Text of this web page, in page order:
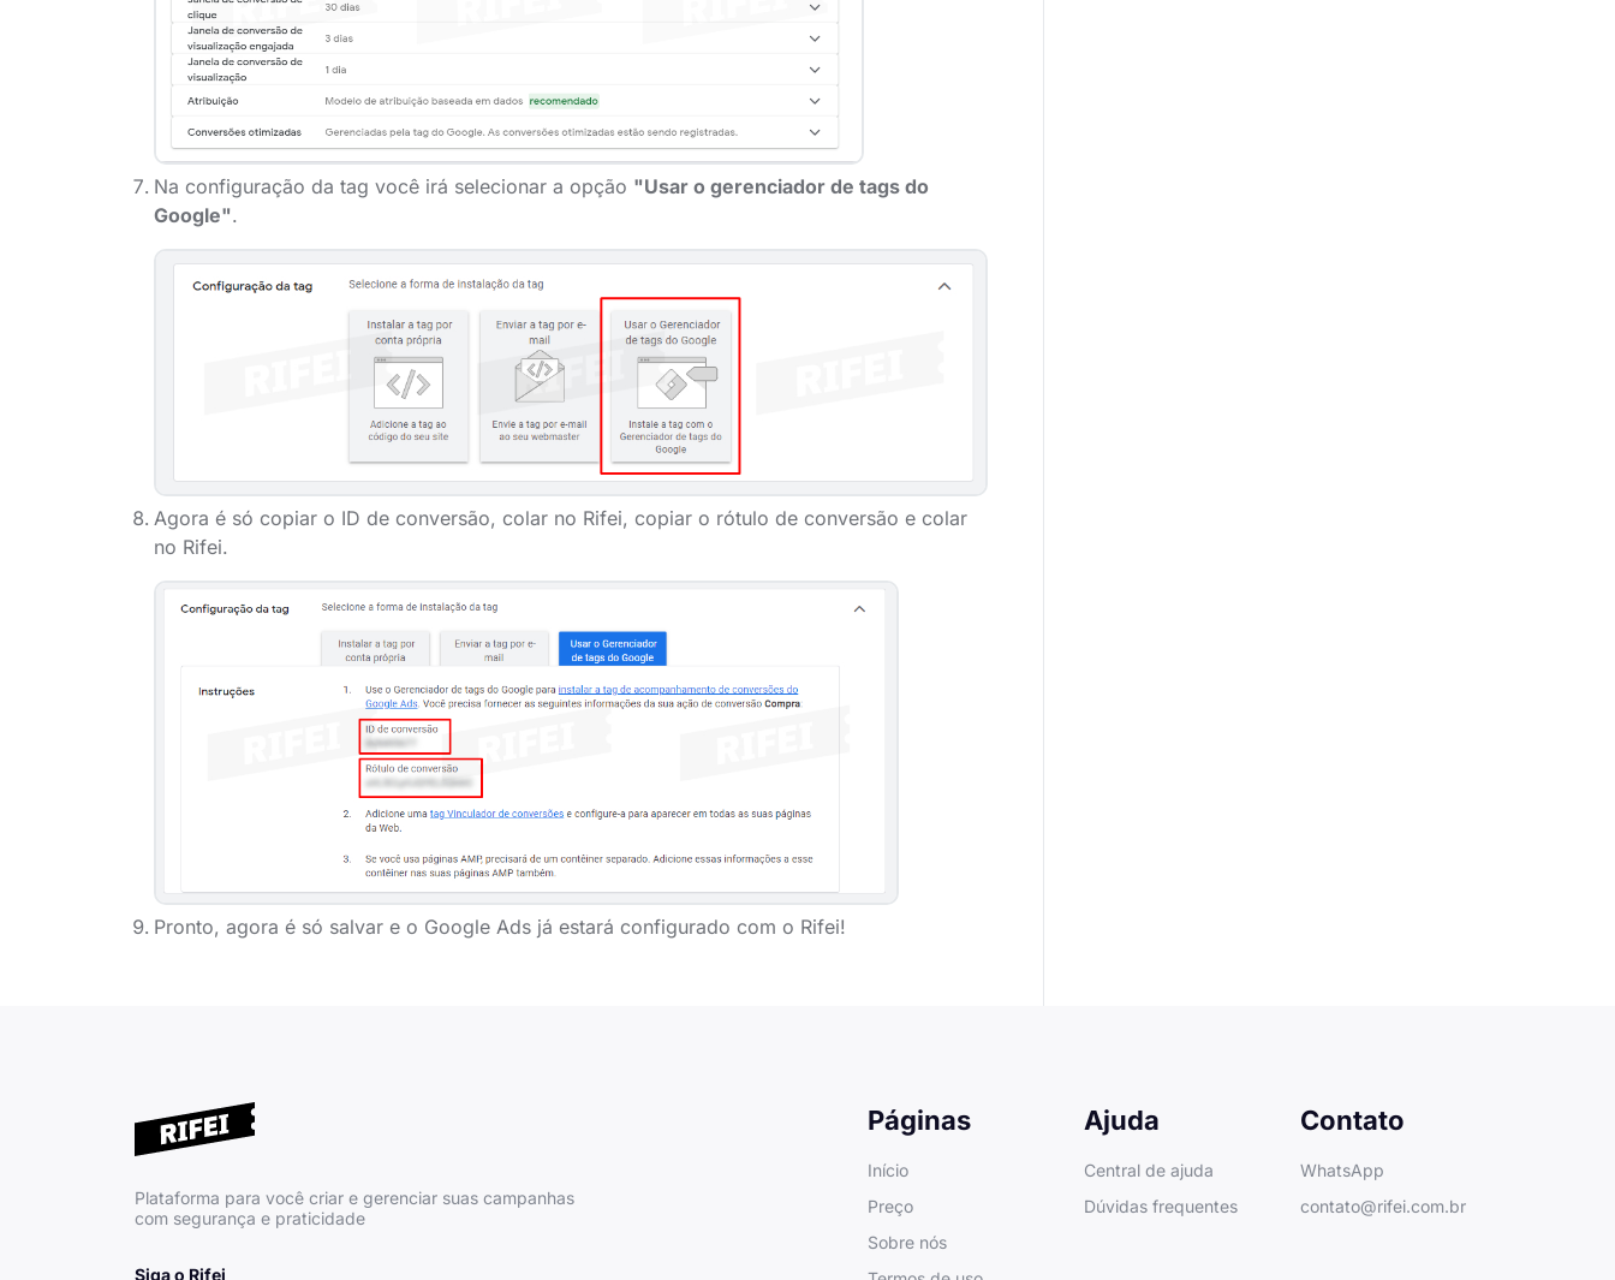
Na configuração da tag você irá selecionar a opção "Usar o gerenciador de tags do
Google".
Agora é só copiar o ID de conversão, colar no Rifei, copiar o rótulo de conversão e colar
no Rifei.
Pronto, agora é só salvar e o Google Ads já estará configurado com o Rifei!
Plataforma para você criar e gerenciar suas campanhas
com segurança e praticidade
Siga o Rifei
Páginas
Início
Preço
Sobre nós
Ajuda
Central de ajuda
Dúvidas frequentes
Contato
WhatsApp
contato@rifei.com.br